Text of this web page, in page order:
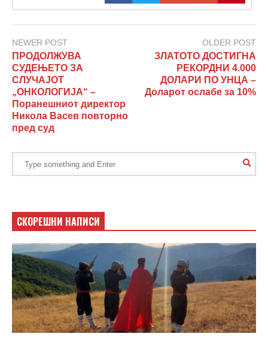
NEWER POST
ПРОДОЛЖУВА
СУДЕЊЕТО ЗА
СЛУЧАЈОТ
„ОНКОЛОГИЈА“ –
Поранешниот директор
Никола Васев повторно
пред суд
OLDER POST
ЗЛАТОТО ДОСТИГНА
РЕКОРДНИ 4.000
ДОЛАРИ ПО УНЦА –
Доларот ослабе за 10%
СКОРЕШНИ НАПИСИ